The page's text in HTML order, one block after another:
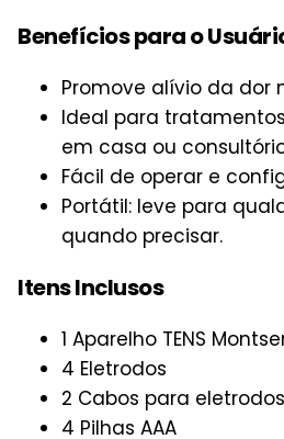
Benefícios para o
Promove alívio da dor
Ideal para
em casa ou
Fácil de operar e
Portátil: leve para
quando precisar.
Itens Inclusos
1 Aparelho TENS
4 Eletrodos
2 Cabos para eletrodos
4 Pilhas AAA